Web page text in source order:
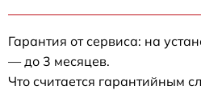
Гарантия от сервиса: на
— до 3 месяцев.
Что считается гарантийным